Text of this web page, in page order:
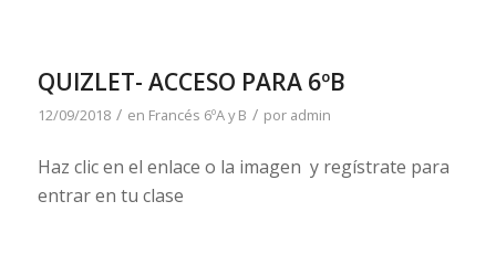
QUIZLET- ACCESO PARA 6ºB
12/09/2018 / en Francés 6ºA y B / por admin
Haz clic en el enlace o la imagen y regístrate para
entrar en tu clase